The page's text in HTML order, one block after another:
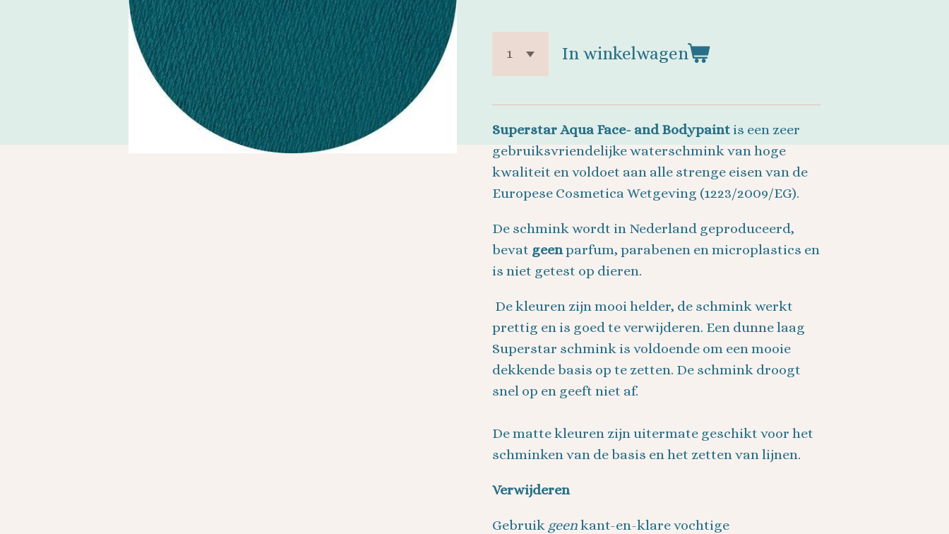
In winkelwagen
Superstar Aqua Face- and Bodypaintis een zeer
gebruiksvriendelijke waterschmink van hoge
kwaliteit en voldoet aan alle strenge eisen van de
Europese Cosmetica Wetgeving (1223/2009/EG).
De schmink wordt in Nederland geproduceerd,
bevat geenparfum, parabenen en microplastics en
is niet getest op dieren.
De kleuren zijn mooi helder, de schmink werkt
prettig en is goed te verwijderen. Een dunne laag
Superstar schmink is voldoende om een mooie
dekkende basis op te zetten. De schmink droogt
snel op en geeft niet af.
De matte kleuren zijn uitermate geschikt voor het
schminken van de basis en het zetten van lijnen.
Verwijderen
Gebruik geenkant-en-klare vochtige